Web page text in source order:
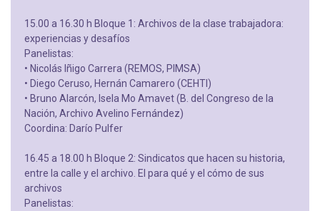
15.00 a 16.30 h Bloque 1: Archivos de la clase trabajadora:
experiencias y desafíos
Panelistas:
• Nicolás Iñigo Carrera (REMOS, PIMSA)
• Diego Ceruso, Hernán Camarero (CEHTI)
• Bruno Alarcón, Isela Mo Amavet (B. del Congreso de la
Nación, Archivo Avelino Fernández)
Coordina: Darío Pulfer
16.45 a 18.00 h Bloque 2: Sindicatos que hacen su historia,
entre la calle y el archivo. El para qué y el cómo de sus
archivos
Panelistas: